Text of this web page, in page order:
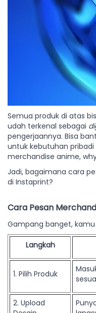
Semua produk di atas
udah terkenal sebagai
pengerjaannya. Bisa
untuk kebutuhan
merchandise anime,
Jadi, bagaimana cara
di Instaprint?
Cara Pesan
Gampang banget,
Langkah
1. Pilih Produk
2. Upload